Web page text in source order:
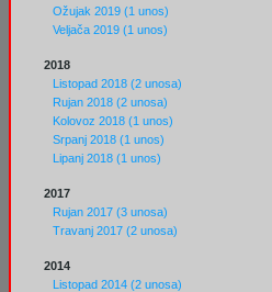
Ožujak 2019 (1 unos)
Veljača 2019 (1 unos)
2018
Listopad 2018 (2 unosa)
Rujan 2018 (2 unosa)
Kolovoz 2018 (1 unos)
Srpanj 2018 (1 unos)
Lipanj 2018 (1 unos)
2017
Rujan 2017 (3 unosa)
Travanj 2017 (2 unosa)
2014
Listopad 2014 (2 unosa)